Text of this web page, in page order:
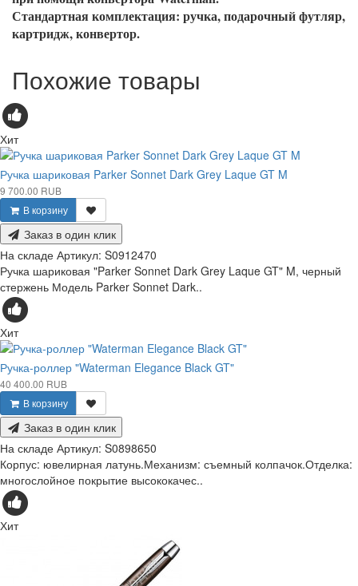
Стандартная комплектация: ручка, подарочный футляр,
картридж, конвертор.
Похожие товары
Хит
Ручка шариковая Parker Sonnet Dark Grey Laque GT M
9 700.00 RUB
В корзину
Заказ в один клик
На складе Артикул: S0912470
Ручка шариковая "Parker Sonnet Dark Grey Laque GT" M, черный
стержень Модель Parker Sonnet Dark..
Хит
Ручка-роллер "Waterman Elegance Black GT"
40 400.00 RUB
В корзину
Заказ в один клик
На складе Артикул: S0898650
Корпус: ювелирная латунь.Механизм: съемный колпачок.Отделка:
многослойное покрытие высококачес..
Хит